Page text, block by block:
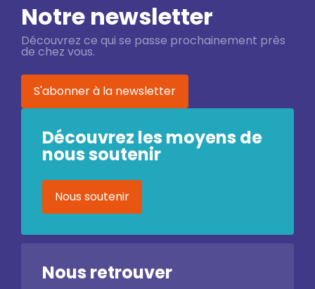
Notre newsletter
Découvrez ce qui se passe prochainement près
de chez vous.
S'abonner à la newsletter
Découvrez les moyens de
nous soutenir
Nous soutenir
Nous retrouver